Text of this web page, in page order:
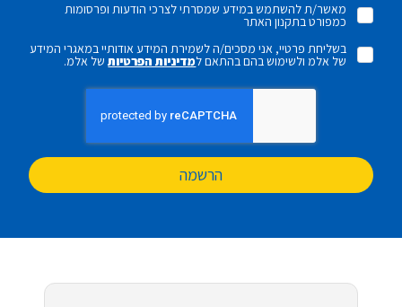
מאשר/ת להשתמש במידע שמסרתי לצרכי הודעות ופרסומות
כמפורט בתקנון האתר
בשליחת פרטיי, אני מסכים/ה לשמירת המידע אודותיי במאגרי המידע
של אלמ ולשימוש בהם בהתאם למדיניות הפרטיותשל אלמ.
הרשמה